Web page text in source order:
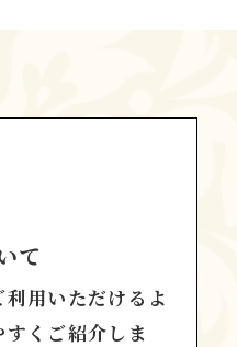
て
用いただけるよ
くご紹介しま